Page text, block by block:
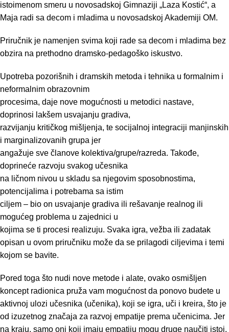
istoimenom smeru u novosadskoj Gimnaziji „Laza Kostić“, a
Maja radi sa decom i mladima u novosadskoj Akademiji OM.
Priručnik je namenjen svima koji rade sa decom i mladima bez
obzira na prethodno dramsko-pedagoško iskustvo.
Upotreba pozorišnih i dramskih metoda i tehnika u formalnim i
neformalnim obrazovnim
procesima, daje nove mogućnosti u metodici nastave,
doprinosi lakšem usvajanju gradiva,
razvijanju kritičkog mišljenja, te socijalnoj integraciji manjinskih
i marginalizovanih grupa jer
angažuje sve članove kolektiva/grupe/razreda. Takođe,
doprineće razvoju svakog učesnika
na ličnom nivou u skladu sa njegovim sposobnostima,
potencijalima i potrebama sa istim
ciljem – bio on usvajanje gradiva ili rešavanje realnog ili
mogućeg problema u zajednici u
kojima se ti procesi realizuju. Svaka igra, vežba ili zadatak
opisan u ovom priručniku može da se prilagodi ciljevima i temi
kojom se bavite.
Pored toga što nudi nove metode i alate, ovako osmišljen
koncept radionica pruža vam mogućnost da ponovo budete u
aktivnoj ulozi učesnika (učenika), koji se igra, uči i kreira, što je
od izuzetnog značaja za razvoj empatije prema učenicima. Jer
na kraju, samo oni koji imaju empatiju mogu druge naučiti istoj.